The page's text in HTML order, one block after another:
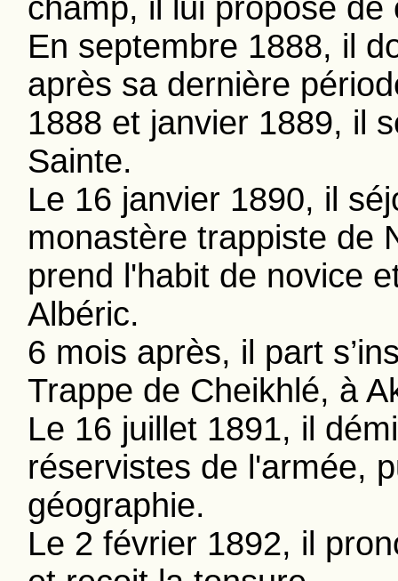
champ, il lui propose de
En septembre 1888, il
après sa dernière
1888 et janvier 1889, il
Sainte.
Le 16 janvier 1890, il
monastère trappiste de
prend l'habit de novice
Albéric.
6 mois après, il part
Trappe de Cheikhlé, à
Le 16 juillet 1891, il
réservistes de l'armée,
géographie.
Le 2 février 1892, il